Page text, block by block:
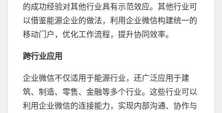
的成功经验对其他行业具有示范效应。其他行业可
以借鉴能源企业的做法，利用企业微信构建统一的
移动门户，优化工作流程，提升协同效率。
跨行业应用
企业微信不仅适用于能源行业，还广泛应用于建
筑、制造、零售、金融等多个行业。这些行业可以
利用企业微信的连接能力，实现内部沟通、协作与